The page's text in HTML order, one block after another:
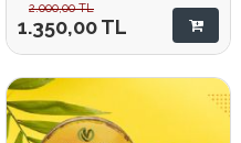
2.000,00TL
1.350,00TL